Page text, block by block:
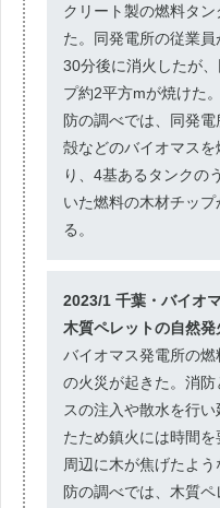
クリート製の燃料タ
た。同発電所の従業
30分後に消火したが
プ約2平方mが焼けた
防の調べでは、同発
殻などのバイオマス
り、4基あるタンクの
いた燃料の木材チッ
る。
2023/1 千葉・バイオ
木質ペレットの自然発
バイオマス発電所の
の火災が起きた。消
スの注入や散水を行
たため鎮火には時間を
周辺に木が焦げたよ
防の調べでは、木質